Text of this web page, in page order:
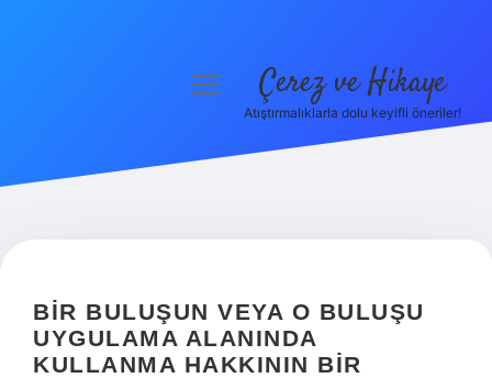
Hakkımızda
menüyü Çerez ve Hikaye
Atıştırmalıklarla dolu keyifli öneriler!
BIR BULUŞUN VEYA O BULUŞU
UYGULAMA ALANINDA
KULLANMA HAKKININ BIR